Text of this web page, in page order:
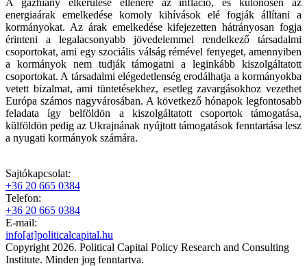
energiaárak emelkedése komoly kihívások elé fogják állítani a
kormányokat. Az árak emelkedése kifejezetten hátrányosan fogja
érinteni a legalacsonyabb jövedelemmel rendelkező társadalmi
csoportokat, ami egy szociális válság rémével fenyeget, amennyiben
a kormányok nem tudják támogatni a leginkább kiszolgáltatott
csoportokat. A társadalmi elégedetlenség erodálhatja a kormányokba
vetett bizalmat, ami tüntetésekhez, esetleg zavargásokhoz vezethet
Európa számos nagyvárosában. A következő hónapok legfontosabb
feladata így belföldön a kiszolgáltatott csoportok támogatása,
külföldön pedig az Ukrajnának nyújtott támogatások fenntartása lesz
a nyugati kormányok számára.
Sajtókapcsolat:
+36 20 665 0384
Telefon:
+36 20 665 0384
E-mail:
info[at]politicalcapital.hu
Copyright 2026. Political Capital Policy Research and Consulting
Institute. Minden jog fenntartva.